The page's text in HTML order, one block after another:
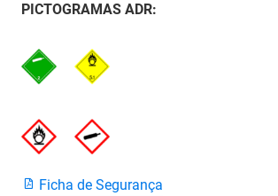
PICTOGRAMAS ADR:
Ficha de Segurança